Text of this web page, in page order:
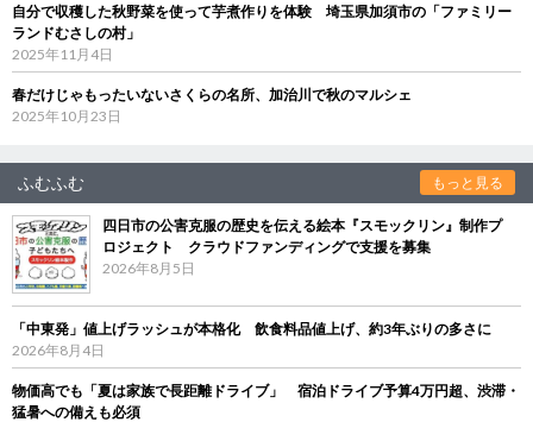
自分で収穫した秋野菜を使って芋煮作りを体験 埼玉県加須市の「ファミリー
ランドむさしの村」
2025年11月4日
春だけじゃもったいないさくらの名所、加治川で秋のマルシェ
2025年10月23日
ふむふむ もっと見る
四日市の公害克服の歴史を伝える絵本『スモックリン』制作プ
ロジェクト クラウドファンディングで支援を募集
2026年8月5日
「中東発」値上げラッシュが本格化 飲食料品値上げ、約3年ぶりの多さに
2026年8月4日
物価高でも「夏は家族で長距離ドライブ」 宿泊ドライブ予算4万円超、渋滞・
猛暑への備えも必須